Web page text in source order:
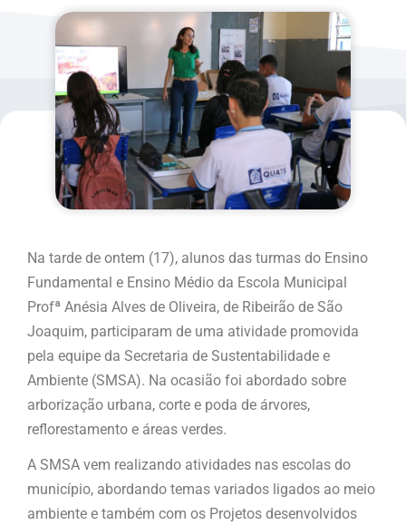
Na tarde de ontem (17), alunos das turmas do Ensino
Fundamental e Ensino Médio da Escola Municipal
Profª Anésia Alves de Oliveira, de Ribeirão de São
Joaquim, participaram de uma atividade promovida
pela equipe da Secretaria de Sustentabilidade e
Ambiente (SMSA). Na ocasião foi abordado sobre
arborização urbana, corte e poda de árvores,
reflorestamento e áreas verdes.
A SMSA vem realizando atividades nas escolas do
município, abordando temas variados ligados ao meio
ambiente e também com os Projetos desenvolvidos